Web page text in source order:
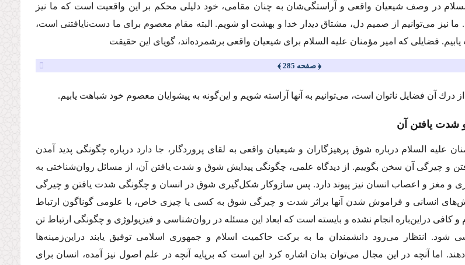
در وصف شیعیان واقعی و آراستگی‌شان به چنان مقامی، خود دلیلی محكم بر این واقعیت است كه ما نیز
ما نیز می‌توانیم از صمیم دل، مشتاق دیدار خدا و بهشت او شویم. البته مقام معصوم برای ما دست‌نایافتنی است،
یابیم. فضایلی كه امیر مؤمنان علیه السلام برای شیعیان واقعی برشمرده‌اند، گویای این حقیقت
﴿ صفحه 285 ﴾
آن فضایل ناتوان است، می‌توانیم به آنها آراسته شویم و این‌گونه به پیشوایان معصوم خود شباهت یابیم.
شدت‌ یافتن آن
علیه السلام درباره شوق پرهیزگاران و شیعیان واقعی به لقای پروردگار، جا دارد درباره چگونگی پدید آمدن
و چیرگی آن سخن بگوییم. از دیدگاه علمی، چگونگی پیدایش شوق و شدت یافتن آن، از مسائل روان‌شناختی به
و مغز و اعصاب انسان نیز پیوند دارد. پس سازوكار شكل‌گیری شوق در انسان و چگونگی شدت‌ یافتن و چیرگی
انسانی و فراموش‌ شدن آنها براثر شدت و چیرگی شوق به كسی یا چیزی خاص، با علومی گوناگون ارتباط
كافی در‌این‌‌باره انجام نشده و بایسته است كه ابعاد این مسئله در روان‌شناسی و فیزیولوژی و چگونگی ارتباط تن
شود. انتظار می‌رود دانشمندان ما به برکت حاكمیت اسلام و جمهوری اسلامی توفیق یابند دراین‌زمینه‌ها
اما آنچه در این‌ مجال می‌توان بدان اشاره كرد این‌ است‌ كه برپایه آنچه در علم اصول نیز آمده، انسان برای